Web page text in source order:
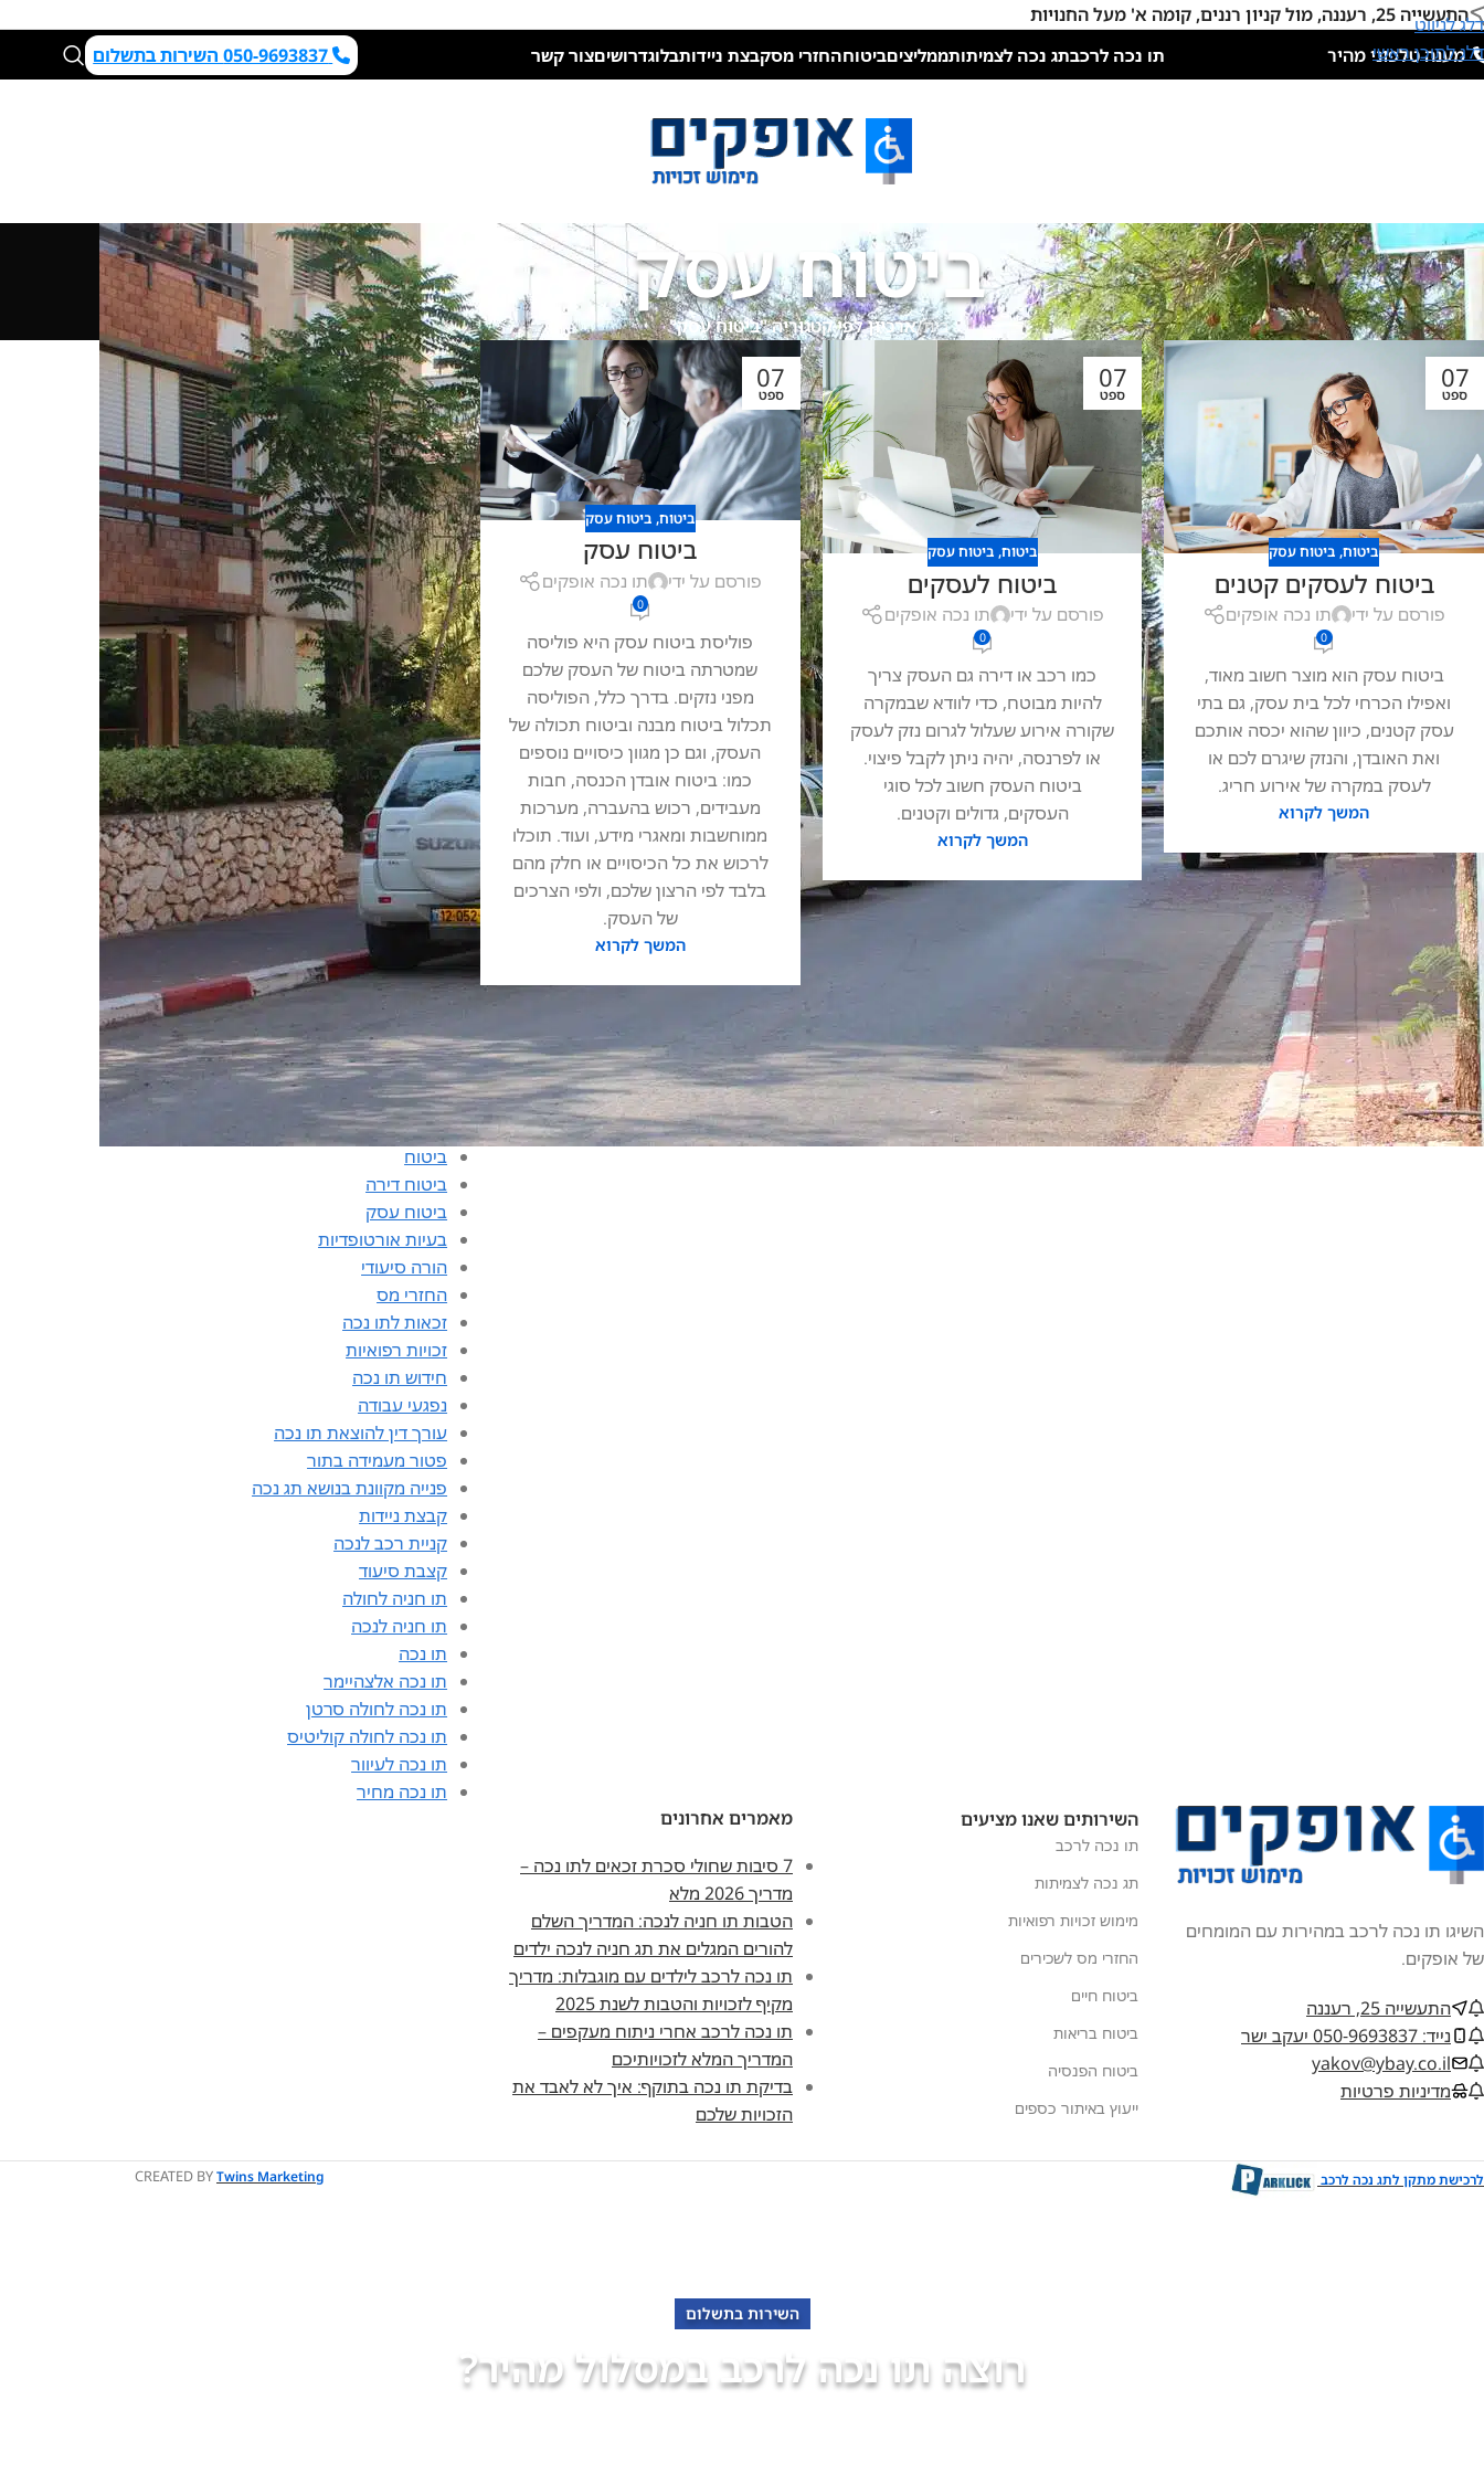
דלג לניווט
דלג לתוכן ראשי
התעשייה 25, רעננה, מול קניון רננים, קומה א' מעל החנויות
מענה טלפוני מהיר
תו נכה לרכבתג נכה לצמיתותממליציםביטוחהחזרי מסקבצת ניידותבלוגדרושיםצור קשר 050-9693837 השירות בתשלום
ביטוח עסק
בית/ארכיון לפי קטגוריה "ביטוח עסק"
07
ספט
ביטוח, ביטוח עסק
ביטוח לעסקים קטנים
פורסם על ידי תו נכה אופקים
0
ביטוח עסק הוא מוצר חשוב מאוד,
ואפילו הכרחי לכל בית עסק, גם בתי
עסק קטנים, כיוון שהוא יכסה אותכם
ואת האובדן, והנזק שיגרם לכם או
לעסק במקרה של אירוע חריג.
המשך לקרוא
07
ספט
ביטוח, ביטוח עסק
ביטוח לעסקים
פורסם על ידי תו נכה אופקים
0
כמו רכב או דירה גם העסק צריך
להיות מבוטח, כדי לוודא שבמקרה
שקורה אירוע שעלול לגרום נזק לעסק
או לפרנסה, יהיה ניתן לקבל פיצוי.
ביטוח העסק חשוב לכל סוגי
העסקים, גדולים וקטנים.
המשך לקרוא
07
ספט
ביטוח, ביטוח עסק
ביטוח עסק
פורסם על ידי תו נכה אופקים
0
פוליסת ביטוח עסק היא פוליסה
שמטרתה ביטוח של העסק שלכם
מפני נזקים. בדרך כלל, הפוליסה
תכלול ביטוח מבנה וביטוח תכולה של
העסק, וגם כן מגוון כיסויים נוספים
כמו: ביטוח אובדן הכנסה, חבות
מעבידים, רכוש בהעברה, מערכות
ממוחשבות ומאגרי מידע, ועוד. תוכלו
לרכוש את כל הכיסויים או חלק מהם
בלבד לפי הרצון שלכם, ולפי הצרכים
של העסק.
המשך לקרוא
שלח/י פרטים לקבלת הצעה
קטגוריות
אחוזי נכות
ביטוח
ביטוח דירה
ביטוח עסק
בעיות אורטופדיות
הורה סיעודי
החזרי מס
זכאות לתו נכה
זכויות רפואיות
חידוש תו נכה
נפגעי עבודה
עורך דין להוצאת תו נכה
פטור מעמידה בתור
פנייה מקוונת בנושא תג נכה
קבצת ניידות
קניית רכב לנכה
קצבת סיעוד
תו חניה לחולה
תו חניה לנכה
תו נכה
תו נכה אלצהיימר
תו נכה לחולה סרטן
תו נכה לחולה קוליטיס
תו נכה לעיוור
תו נכה מחיר
מאמרים אחרונים
7 סיבות שחולי סכרת זכאים לתו נכה –
מדריך 2026 מלא
הטבות תו חניה לנכה: המדריך השלם
להורים המגלים את תג חניה לנכה ילדים
תו נכה לרכב לילדים עם מוגבלות: מדריך
מקיף לזכויות והטבות לשנת 2025
תו נכה לרכב אחרי ניתוח מעקפים –
המדריך המלא לזכויותיכם
בדיקת תו נכה בתוקף: איך לא לאבד את
הזכויות שלכם
השירותים שאנו מציעים
תו נכה לרכב
תג נכה לצמיתות
מימוש זכויות רפואיות
החזרי מס לשכירים
ביטוח חיים
ביטוח בריאות
ביטוח הפנסיה
ייעוץ באיתור כספים
השיגו תו נכה לרכב במהירות עם המומחים
של אופקים.
התעשייה 25, רעננה
נייד: 050-9693837 יעקב ישר
yakov@ybay.co.il
מדיניות פרטיות
לרכישת מתקן לתג נכה לרכב CREATED BYTwins Marketing
השירות בתשלום
רוצה תו נכה לרכב במסלול מהיר?